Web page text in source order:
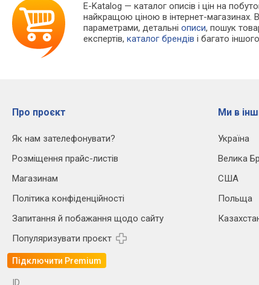
E-Katalog — каталог описів і цін на
найкращою ціною в інтернет-
параметрами, детальніописи, пошук
експертів,каталог брендів і багато
Про проєкт
Як нам зателефонувати?
Розміщення прайс-листів
Магазинам
Політика конфіденційності
Запитання й побажання щодо сайту
Популяризувати проєкт
Підключити Premium
Ми в
Україна
Велика
США
Польща